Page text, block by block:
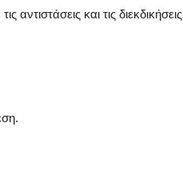
και τις διεκδικήσεις